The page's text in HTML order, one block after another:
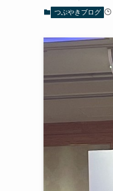
つぶやきブログ